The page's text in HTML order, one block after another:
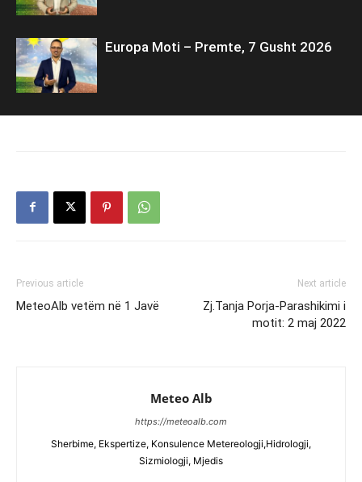
Europa Moti – Premte, 7 Gusht 2026
Previous article
MeteoAlb vetëm në 1 Javë
Next article
Zj.Tanja Porja-Parashikimi i
motit: 2 maj 2022
Meteo Alb
https://meteoalb.com
Sherbime, Ekspertize, Konsulence Metereologji,Hidrologji,
Sizmiologji, Mjedis